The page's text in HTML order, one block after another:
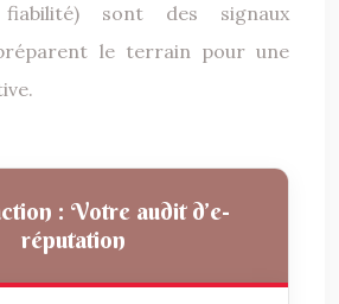
fiabilité) sont des signaux
le terrain pour une
: Votre audit d’e-
réputation